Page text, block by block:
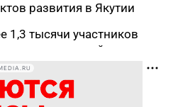
развития в Якутии
1,3 тысячи участников
членов их семей
земельные участки